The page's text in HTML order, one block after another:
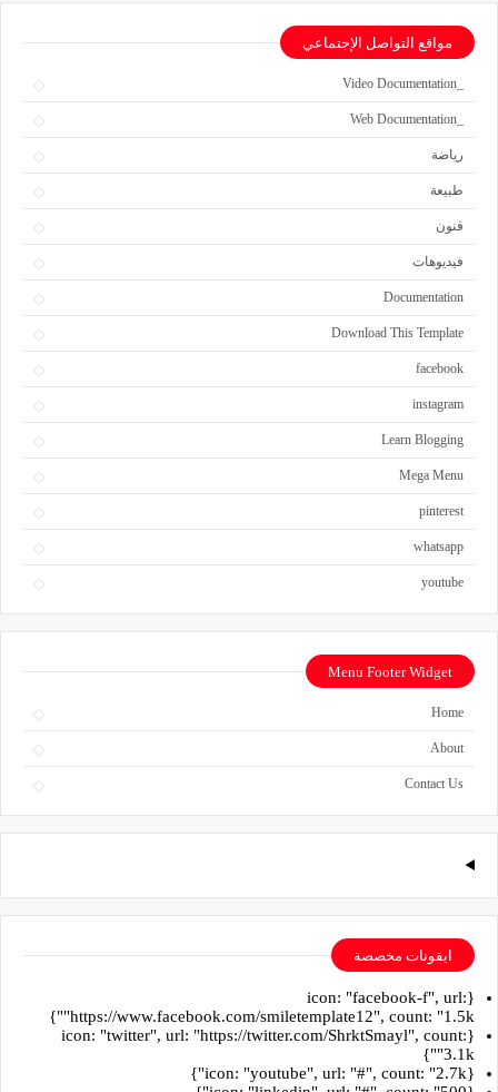
مواقع التواصل الإجتماعي
رياضة
طبيعة
فنون
فيديوهات
Documentation
Download This Template
facebook
instagram
Learn Blogging
Mega Menu
pinterest
whatsapp
youtube
Menu Footer Widget
Home
About
Contact Us
ايقونات مخصصة
{icon: "facebook-f", url:
"https://www.facebook.com/smiletemplate12", count: "1.5k"}
{icon: "twitter", url: "https://twitter.com/ShrktSmayl", count:
"3.1k"}
{icon: "youtube", url: "#", count: "2.7k"}